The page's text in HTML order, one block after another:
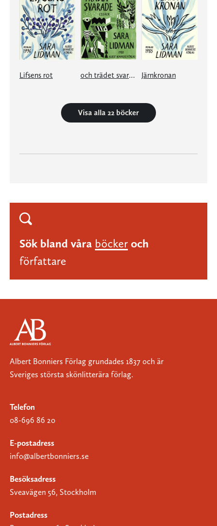
Lifsens rot och trädet svarade Järnkronan
Visa alla 22 böcker
Sök bland våra böcker och
författare
Albert Bonniers Förlag grundades 1837 och är
Sveriges största skönlitterära förlag.
Telefon
08-696 86 20
E-postadress
info@albertbonniers.se
Besöksadress
Sveavägen 56, Stockholm
Postadress